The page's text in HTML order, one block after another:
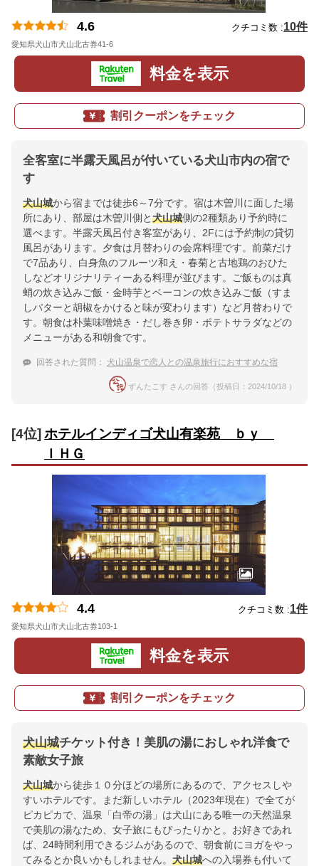
4.6 クチコミ数 :10件
愛知県犬山市犬山北古券41-6
料金を表示
割引クーポンをチェック
全客室に半露天風呂が付いている犬山市内の宿で
す
犬山城から宿までは徒歩6～7分です。宿は木曽川に面した場
所にあり、部屋は木曽川側と犬山城側の2種類あり予約時に
選べます。半露天風呂付き客室があり、2Fには予約制の貸切
風呂があります。夕食は月替わりの会席料理です。前菜だけ
で7品あり、白身魚のフルーツ和え・春菊と古地鶏のおひた
しなどオリジナリティーある料理が並びます。ご飯ものは真
蛸の炊き込みご飯・金時芋とベーコンの炊き込みご飯（すま
しバターと胡椒をかけると味が変わります）など月替わりで
す。朝食は朴葉味噌焼き・だし巻き卵・ポテトサラダなどの
メニューがある和朝食です。
回答された質問： 犬山温泉で恋人との温泉旅行におすすめな宿
ずんたこす さんの回答（投稿日：2024/10/18 ）
[4位] ホテルインディゴ犬山有楽苑 ｂｙ
ＩＨＧ
4.4 クチコミ数 :1件
愛知県犬山市犬山北古券103-1
料金を表示
割引クーポンをチェック
犬山城チケット付き！美肌の湯におしゃれ洋食で
素敵女子旅
犬山城から徒歩１０分ほどの場所にあるので、アクセスしや
すいホテルです。まだ新しいホテル（2023年現在）で全てが
ピカピカで、温泉「白帝の湯」は犬山にある唯一の天然温泉
で美肌の湯なため、女子旅にもぴったりかと。お好きであれ
ば、24時間利用できるジムがあるので、朝食前にヨガをやっ
てみるとか良いかもしれません。 犬山城への入場券も付いて